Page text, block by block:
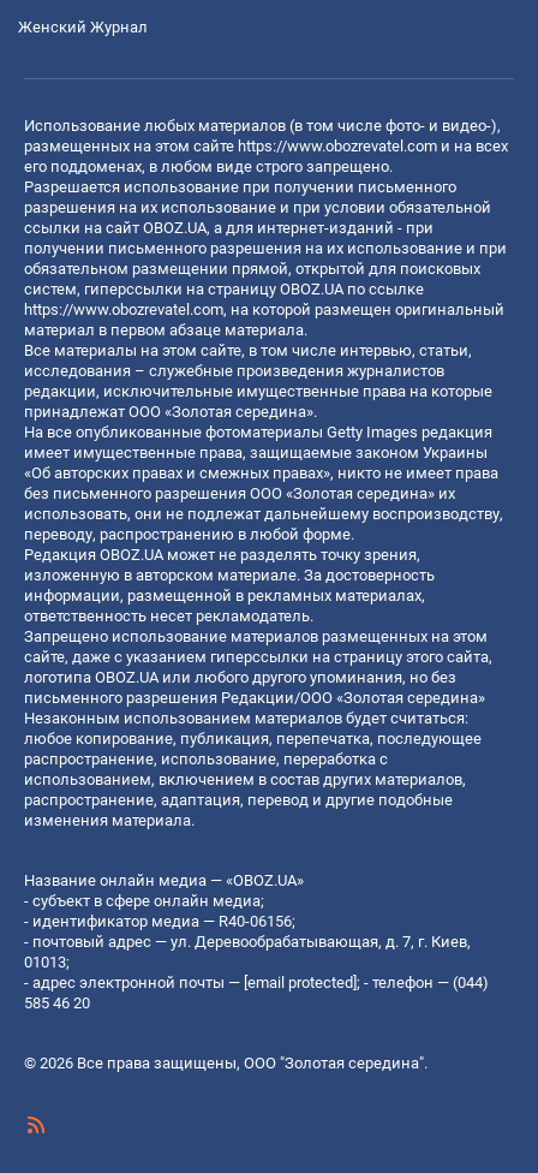
Женский Журнал
Использование любых материалов (в том числе фото- и видео-),
размещенных на этом сайте https://www.obozrevatel.com и на всех
его поддоменах, в любом виде строго запрещено.
Разрешается использование при получении письменного
разрешения на их использование и при условии обязательной
ссылки на сайт OBOZ.UA, а для интернет-изданий - при
получении письменного разрешения на их использование и при
обязательном размещении прямой, открытой для поисковых
систем, гиперссылки на страницу OBOZ.UA по ссылке
https://www.obozrevatel.com, на которой размещен оригинальный
материал в первом абзаце материала.
Все материалы на этом сайте, в том числе интервью, статьи,
исследования – служебные произведения журналистов
редакции, исключительные имущественные права на которые
принадлежат ООО «Золотая середина».
На все опубликованные фотоматериалы Getty Images редакция
имеет имущественные права, защищаемые законом Украины
«Об авторских правах и смежных правах», никто не имеет права
без письменного разрешения ООО «Золотая середина» их
использовать, они не подлежат дальнейшему воспроизводству,
переводу, распространению в любой форме.
Редакция OBOZ.UA может не разделять точку зрения,
изложенную в авторском материале. За достоверность
информации, размещенной в рекламных материалах,
ответственность несет рекламодатель.
Запрещено использование материалов размещенных на этом
сайте, даже с указанием гиперссылки на страницу этого сайта,
логотипа OBOZ.UA или любого другого упоминания, но без
письменного разрешения Редакции/ООО «Золотая середина»
Незаконным использованием материалов будет считаться:
любое копирование, публикация, перепечатка, последующее
распространение, использование, переработка с
использованием, включением в состав других материалов,
распространение, адаптация, перевод и другие подобные
изменения материала.
Название онлайн медиа — «OBOZ.UA»
- субъект в сфере онлайн медиа;
- идентификатор медиа — R40-06156;
- почтовый адрес — ул. Деревообрабатывающая, д. 7, г. Киев,
01013;
- адрес электронной почты — [email protected]; - телефон — (044)
585 46 20
© 2026 Все права защищены, ООО "Золотая середина".